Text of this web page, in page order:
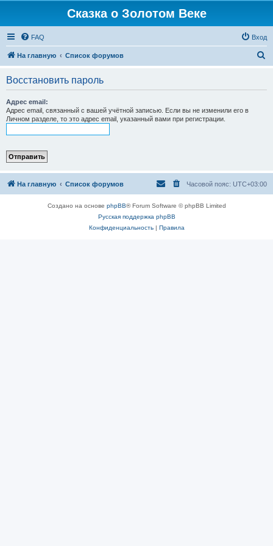
Сказка о Золотом Веке
FAQ Вход
На главную Список форумов
Восстановить пароль
Адрес email:
Адрес email, связанный с вашей учётной записью. Если вы не изменили его в
Личном разделе, то это адрес email, указанный вами при регистрации.
На главную Список форумов Часовой пояс: UTC+03:00
Создано на основе phpBB® Forum Software © phpBB Limited
Русская поддержка phpBB
Конфиденциальность| Правила